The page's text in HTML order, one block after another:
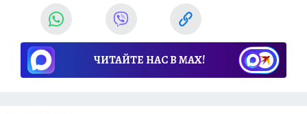
ЧИТАЙТЕ НАС В МАХ!